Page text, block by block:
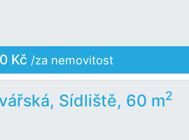
Kč /za nemovitost
Sídliště, 60 m2